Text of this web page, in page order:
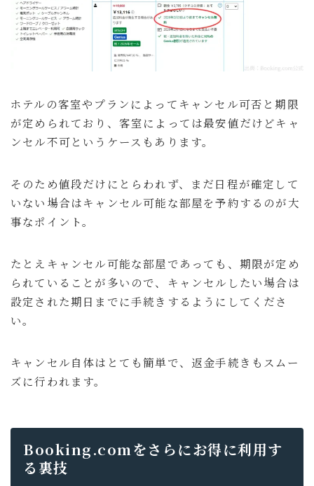
ホテルの客室やプランによってキャンセル可否と期限
が定められており、客室によっては最安値だけどキャ
ンセル不可というケースもあります。
そのため値段だけにとらわれず、まだ日程が確定して
いない場合はキャンセル可能な部屋を予約するのが大
事なポイント。
たとえキャンセル可能な部屋であっても、期限が定め
られていることが多いので、キャンセルしたい場合は
設定された期日までに手続きするようにしてくださ
い。
キャンセル自体はとても簡単で、返金手続きもスムー
ズに行われます。
Booking.comをさらにお得に利用す
る裏技